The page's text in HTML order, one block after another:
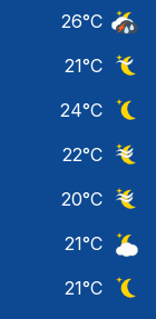
26°C
21°C
24°C
22°C
20°C
21°C
21°C